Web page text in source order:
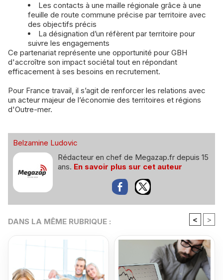
Les contacts à une maille régionale grâce à une
feuille de route commune précise par territoire avec
des objectifs précis
La désignation d’un réfèrent par territoire pour
suivre les engagements
Ce partenariat représente une opportunité pour GBH
d'accroître son impact sociétal tout en répondant
efficacement à ses besoins en recrutement.
Pour France travail, il s’agit de renforcer les relations avec
un acteur majeur de l’économie des territoires et régions
d'Outre-mer.
Belzamine Ludovic
Rédacteur en chef de Megazap.fr depuis 15
ans. En savoir plus sur cet auteur
DANS LA MÊME RUBRIQUE : < >